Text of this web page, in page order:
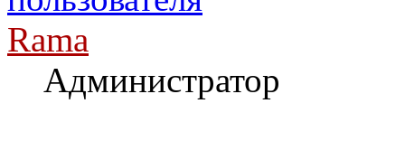
Rama
Администратор